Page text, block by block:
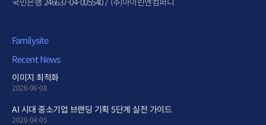
Familysite
Recent News
이미지 최적화
2026-06-08
AI 시대 중소기업 브랜딩 기획 5단계 실전 가이드
2026-04-05